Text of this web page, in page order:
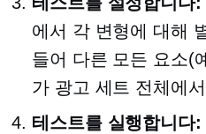
에서 각 변형에 대해
들어 다른 모든 요소(
가 광고 세트 전체에
테스트를 실행합니다: